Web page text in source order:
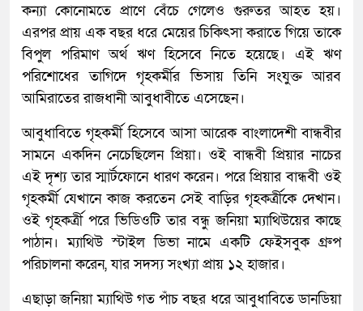
কন্যা কোনোমতে প্রাণে বেঁচে গেলেও গুরুতর আহত হয়।
এরপর প্রায় এক বছর ধরে মেয়ের চিকিৎসা করাতে গিয়ে তাকে
বিপুল পরিমাণ অর্থ ঋণ হিসেবে নিতে হয়েছে। এই ঋণ
পরিশোধের তাগিদে গৃহকর্মীর ভিসায় তিনি সংযুক্ত আরব
আমিরাতের রাজধানী আবুধাবীতে এসেছেন।
আবুধাবিতে গৃহকর্মী হিসেবে আসা আরেক বাংলাদেশী বান্ধবীর
সামনে একদিন নেচেছিলেন প্রিয়া। ওই বান্ধবী প্রিয়ার নাচের
এই দৃশ্য তার স্মার্টফোনে ধারণ করেন। পরে প্রিয়ার বান্ধবী ওই
গৃহকর্মী যেখানে কাজ করতেন সেই বাড়ির গৃহকর্ত্রীকে দেখান।
ওই গৃহকর্ত্রী পরে ভিডিওটি তার বন্ধু জনিয়া ম্যাথিউয়ের কাছে
পাঠান। ম্যাথিউ স্টাইল ডিভা নামে একটি ফেইসবুক গ্রুপ
পরিচালনা করেন, যার সদস্য সংখ্যা প্রায় ১২ হাজার।
এছাড়া জনিয়া ম্যাথিউ গত পাঁচ বছর ধরে আবুধাবিতে ডানডিয়া